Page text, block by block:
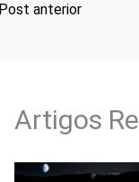
Post anterior
Artigos